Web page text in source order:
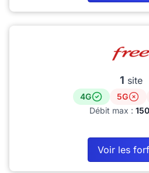
1 site
4G 5G
Débit max :
Voir les